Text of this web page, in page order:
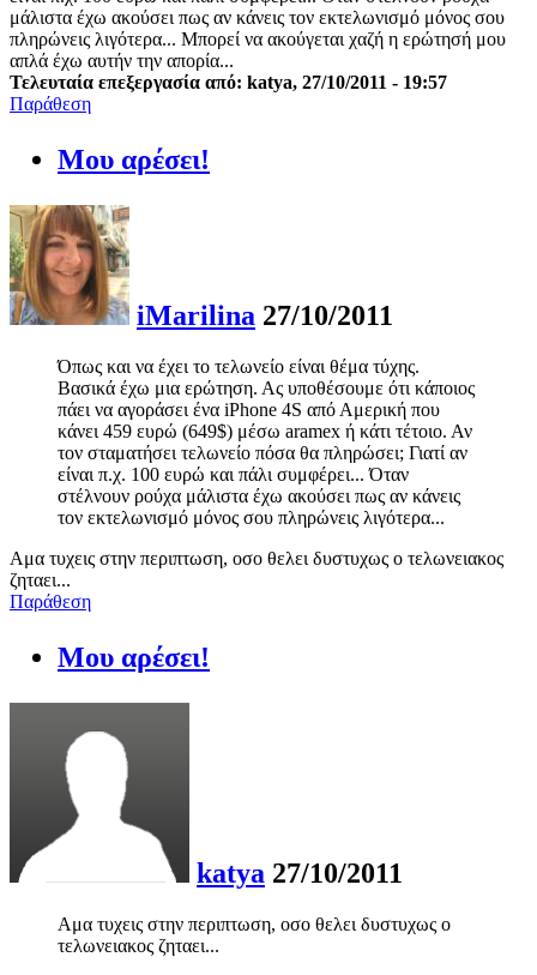
μάλιστα έχω ακούσει πως αν κάνεις τον εκτελωνισμό μόνος σου
πληρώνεις λιγότερα... Μπορεί να ακούγεται χαζή η ερώτησή μου
απλά έχω αυτήν την απορία...
Τελευταία επεξεργασία από: katya, 27/10/2011 - 19:57
Παράθεση
Μου αρέσει!
iMarilina 27/10/2011
Όπως και να έχει το τελωνείο είναι θέμα τύχης.
Βασικά έχω μια ερώτηση. Ας υποθέσουμε ότι κάποιος
πάει να αγοράσει ένα iPhone 4S από Αμερική που
κάνει 459 ευρώ (649$) μέσω aramex ή κάτι τέτοιο. Αν
τον σταματήσει τελωνείο πόσα θα πληρώσει; Γιατί αν
είναι π.χ. 100 ευρώ και πάλι συμφέρει... Όταν
στέλνουν ρούχα μάλιστα έχω ακούσει πως αν κάνεις
τον εκτελωνισμό μόνος σου πληρώνεις λιγότερα...
Αμα τυχεις στην περιπτωση, οσο θελει δυστυχως ο τελωνειακος
ζηταει...
Παράθεση
Μου αρέσει!
katya 27/10/2011
Αμα τυχεις στην περιπτωση, οσο θελει δυστυχως ο
τελωνειακος ζηταει...